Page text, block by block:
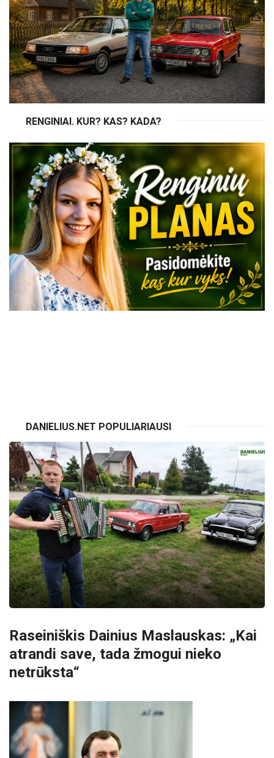
RENGINIAI. KUR? KAS? KADA?
DANIELIUS.NET POPULIARIAUSI
Raseiniškis Dainius Maslauskas: „Kai
atrandi save, tada žmogui nieko
netrūksta“